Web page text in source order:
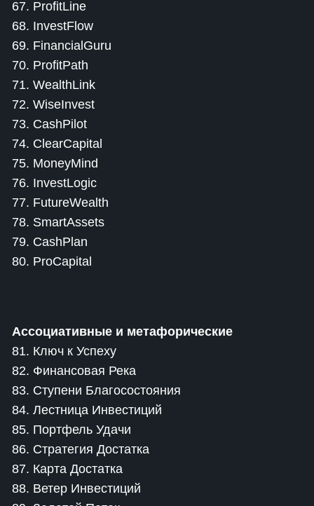
67. ProfitLine
68. InvestFlow
69. FinancialGuru
70. ProfitPath
71. WealthLink
72. WiseInvest
73. CashPilot
74. ClearCapital
75. MoneyMind
76. InvestLogic
77. FutureWealth
78. SmartAssets
79. CashPlan
80. ProCapital
Ассоциативные и метафорические
81. Ключ к Успеху
82. Финансовая Река
83. Ступени Благосостояния
84. Лестница Инвестиций
85. Портфель Удачи
86. Стратегия Достатка
87. Карта Достатка
88. Ветер Инвестиций